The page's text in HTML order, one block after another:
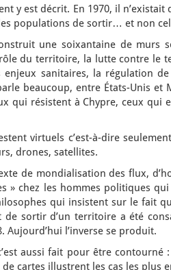
y est décrit. En 1970, il
populations de sortir… et non
une soixantaine de murs
du territoire, la lutte contre le
sanitaires, la régulation de
beaucoup, entre États-Unis et
qui résistent à Chypre, ceux qui
virtuels c’est-à-dire
drones, satellites.
de mondialisation des flux,
» chez les hommes politiques
qui insistent sur le fait
de sortir d’un territoire a été
Aujourd’hui l’inverse se produit.
aussi fait pour être
cartes illustrent les cas les plus